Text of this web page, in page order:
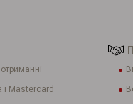
і Mastercard